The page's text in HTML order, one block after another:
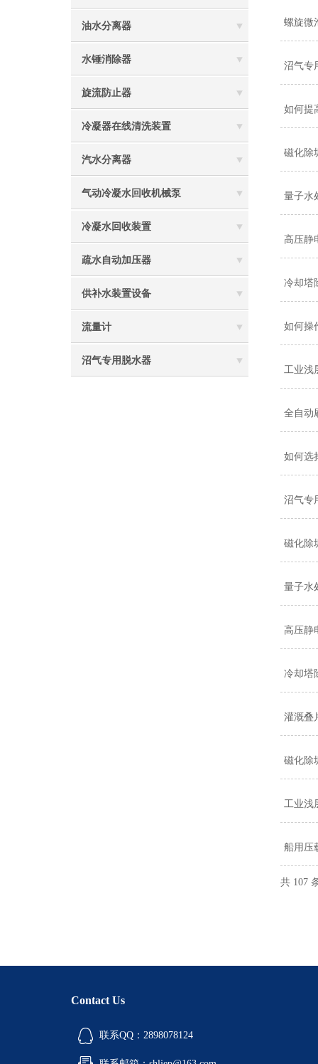
油水分离器
水锤消除器
旋流防止器
冷凝器在线清洗装置
汽水分离器
气动冷凝水回收机械泵
冷凝水回收装置
疏水自动加压器
供补水装置设备
流量计
沼气专用脱水器
螺旋微
沼气专
如何提
磁化除
量子水
高压静
冷却塔
如何操
工业浅
全自动
如何选
沼气专
磁化除
量子水
高压静
冷却塔
灌溉叠
磁化除
工业浅
船用压
共 107
Contact Us
联系QQ：2898078124